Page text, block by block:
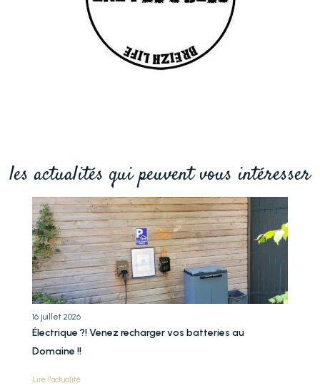
les actualités qui peuvent vous intéresser
16 juillet 2026
Électrique ?! Venez recharger vos batteries au
Domaine !!
Lire l'actualité